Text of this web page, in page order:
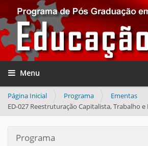
Toggle navigation
Página Inicial Programa
Ementas
ED-027 Reestruturação Capitalista, Trabalho e
Programa